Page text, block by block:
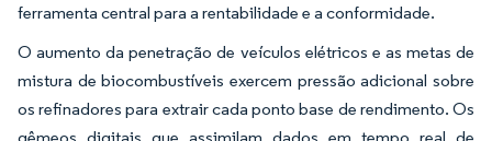
ferramenta central para a rentabilidade e a conformidade.
O aumento da penetração de veículos elétricos e as metas de
mistura de biocombustíveis exercem pressão adicional sobre
os refinadores para extrair cada ponto base de rendimento. Os